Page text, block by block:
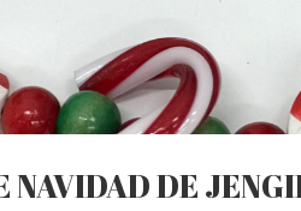
NAVIDAD DE